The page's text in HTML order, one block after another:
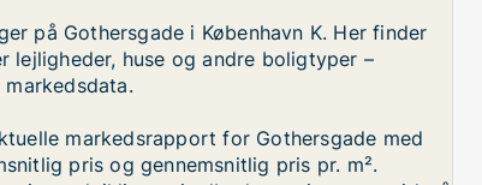
på Gothersgade i København K. Her finder
lejligheder, huse og andre boligtyper –
markedsrapport for Gothersgade med
pris og gennemsnitlig pris pr. m².